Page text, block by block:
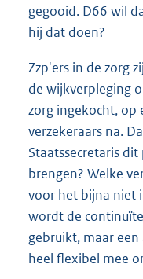
gegooid. D66 wil
hij dat doen?
Zzp'ers in de zorg
de wijkverpleging
zorg ingekocht, op
verzekeraars na.
Staatssecretaris
brengen? Welke
voor het bijna niet
wordt de
gebruikt, maar
heel flexibel mee